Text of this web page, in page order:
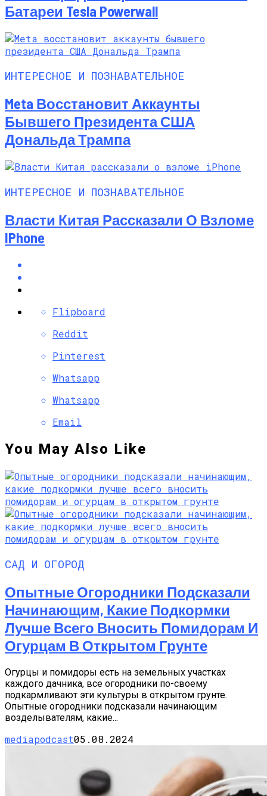
Батареи Tesla Powerwall
ИНТЕРЕСНОЕ И ПОЗНАВАТЕЛЬНОЕ
Meta Восстановит Аккаунты
Бывшего Президента США
Дональда Трампа
ИНТЕРЕСНОЕ И ПОЗНАВАТЕЛЬНОЕ
Власти Китая Рассказали О Взломе
IPhone
Flipboard
Reddit
Pinterest
Whatsapp
Whatsapp
Email
You May Also Like
САД И ОГОРОД
Опытные Огородники Подсказали
Начинающим, Какие Подкормки
Лучше Всего Вносить Помидорам И
Огурцам В Открытом Грунте
Огурцы и помидоры есть на земельных участках
каждого дачника, все огородники по-своему
подкармливают эти культуры в открытом грунте.
Опытные огородники подсказали начинающим
возделывателям, какие...
mediapodcast05.08.2024